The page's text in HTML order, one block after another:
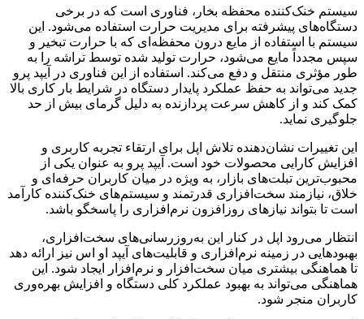
سیستم خنک‌کننده محفظه بخار، فناوری است که در برخی
دستگاه‌های پیشرفته برای مدیریت حرارت استفاده می‌شود. این
سیستم با استفاده از مایع درون محفظه‌ای که با حرارت تبخیر و
سپس مجدداً مایع می‌شود، حرارت تولید شده توسط تراشه را به
طور مؤثری منتقل و دفع می‌کند. استفاده از این فناوری در آیپد پرو
جدید می‌تواند به حفظ عملکرد پایدار دستگاه در شرایط بار کاری بالا
کمک کند و از کاهش سرعت پردازنده به دلیل گرمای بیش از حد
جلوگیری نماید.
این تغییرات نشان‌دهنده تلاش اپل برای ارتقاء تجربه کاربری و
افزایش کارایی محصولات خود است. آیپد پرو به عنوان یکی از
محبوب‌ترین تبلت‌های بازار، به ویژه در میان کاربران حرفه‌ای و
خلاق، نیازمند سخت‌افزاری قدرتمند و سیستم‌های خنک‌کننده کارآمد
است تا بتواند نیازهای روزافزون نرم‌افزاری را پاسخگو باشد.
انتظار می‌رود اپل در کنار این به‌روزرسانی‌های سخت‌افزاری،
بهبودهایی در زمینه نرم‌افزاری و قابلیت‌های آیپد او اس نیز ارائه دهد
تا هماهنگی بیشتری میان سخت‌افزار و نرم‌افزار ایجاد شود. این
هماهنگی می‌تواند به بهبود عملکرد کلی دستگاه و افزایش بهره‌وری
کاربران منجر شود.